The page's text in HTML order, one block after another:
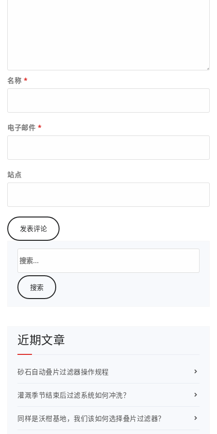
名称 *
电子邮件 *
站点
索：
近期文章
砂石自动叠片过滤器操作规程
灌溉季节结束后过滤系统如何冲洗？
同样是沃柑基地，我们该如何选择叠片过滤器？